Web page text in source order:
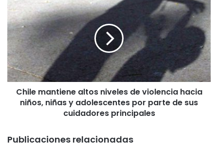
i
a
c
n
T
e
h
l
e
a
n
t
l
Chile mantiene altos niveles de violencia hacia
niños, niñas y adolescentes por parte de sus
cuidadores principales
Publicaciones relacionadas